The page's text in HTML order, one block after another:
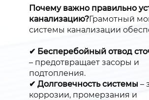
Почему важно правильно
канализацию?Грамотный
системы канализации
✔ Бесперебойный отвод
– предотвращает засоры и
подтопления.
✔ Долговечность системы –
коррозии, промерзания и